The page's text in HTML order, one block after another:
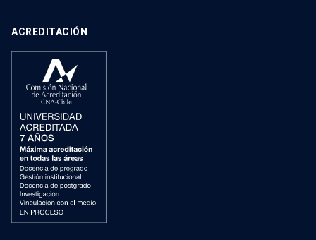
ACREDITACIÓN